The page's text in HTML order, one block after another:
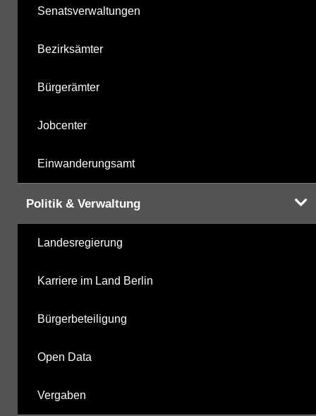
Senatsverwaltungen
Bezirksämter
Bürgerämter
Jobcenter
Einwanderungsamt
Politik & Verwaltung
Landesregierung
Karriere im Land Berlin
Bürgerbeteiligung
Open Data
Vergaben